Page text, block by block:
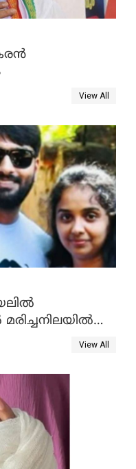
View All
View All